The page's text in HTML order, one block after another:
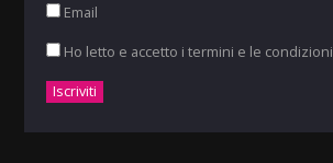
Email
Ho letto e accetto i termini e le condizioni